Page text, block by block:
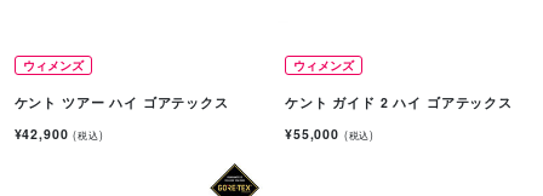
ウィメンズ
ケント ツアー ハイ ゴアテックス
¥42,900(税込)
ウィメンズ
ケント ガイド 2 ハイ ゴアテックス
¥55,000 (税込)